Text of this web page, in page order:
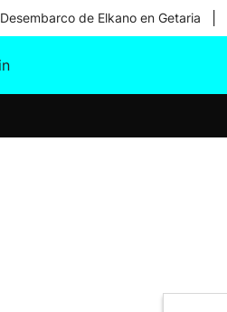
Desembarco de Elkano en Getaria